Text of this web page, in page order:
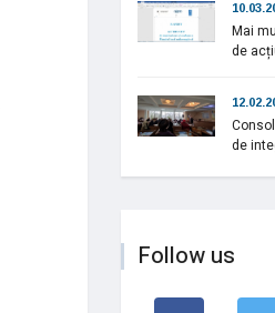
Mai
de
de
Follow us